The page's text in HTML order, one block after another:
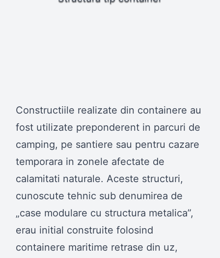
Constructiile realizate din containere au
fost utilizate preponderent in parcuri de
camping, pe santiere sau pentru cazare
temporara in zonele afectate de
calamitati naturale. Aceste structuri,
cunoscute tehnic sub denumirea de
„case modulare cu structura metalica”,
erau initial construite folosind
containere maritime retrase din uz,